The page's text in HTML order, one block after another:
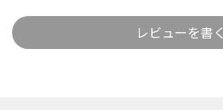
レビューを書く